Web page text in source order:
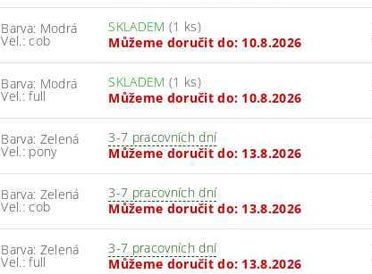
Barva: Modrá
Vel.: cob
SKLADEM (1 ks)
Můžeme doručit do: 10.8.2026
Barva: Modrá
Vel.: full
SKLADEM (1 ks)
Můžeme doručit do: 10.8.2026
Barva: Zelená
Vel.: pony
3-7 pracovních dní
Můžeme doručit do: 13.8.2026
Barva: Zelená
Vel.: cob
3-7 pracovních dní
Můžeme doručit do: 13.8.2026
Barva: Zelená
Vel.: full
3-7 pracovních dní
Můžeme doručit do: 13.8.2026